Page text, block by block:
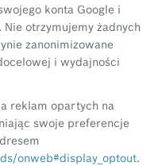
konta Google i
otrzymujemy żadnych
zanonimizowane
i wydajności
reklam opartych na
swoje preferencje
onweb#display_optout.